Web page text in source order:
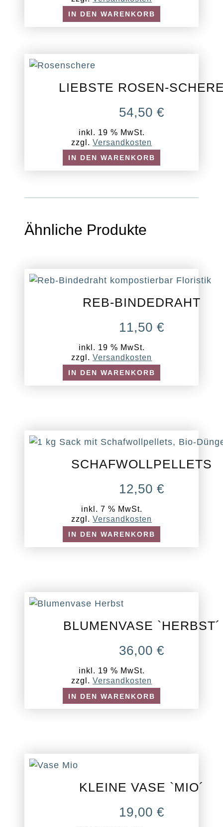
IN DEN WARENKORB
LIEBSTE ROSEN-
54,50 €
inkl. 19 % MwSt.
zzgl. Versandkosten
IN DEN WARENKORB
Ähnliche Produkte
REB-BINDEDRAHT
11,50 €
inkl. 19 % MwSt.
zzgl. Versandkosten
IN DEN WARENKORB
SCHAFWOLLPELLETS
12,50 €
inkl. 7 % MwSt.
zzgl. Versandkosten
IN DEN WARENKORB
BLUMENVASE `HERBST´
36,00 €
inkl. 19 % MwSt.
zzgl. Versandkosten
IN DEN WARENKORB
KLEINE VASE `MIO´
19,00 €